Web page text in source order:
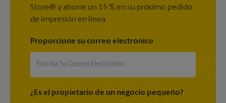
Store® y ahorre un 15 % en su próximo pedido
de impresión en línea.
Proporcione su correo electrónico
¿Es el propietario de un negocio pequeño?